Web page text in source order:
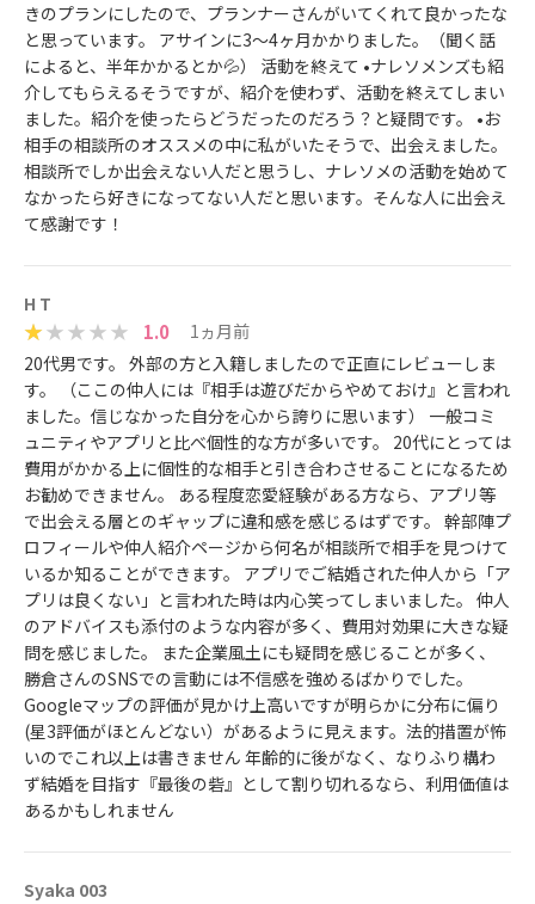
きのプランにしたので、プランナーさんがいてくれて良かったな
と思っています。 アサインに3〜4ヶ月かかりました。（聞く話
によると、半年かかるとか💦） 活動を終えて •ナレソメンズも紹
介してもらえるそうですが、紹介を使わず、活動を終えてしまい
ました。紹介を使ったらどうだったのだろう？と疑問です。 •お
相手の相談所のオススメの中に私がいたそうで、出会えました。
相談所でしか出会えない人だと思うし、ナレソメの活動を始めて
なかったら好きになってない人だと思います。そんな人に出会え
て感謝です！
H T
1.0
1ヵ月前
20代男です。 外部の方と入籍しましたので正直にレビューしま
す。 （ここの仲人には『相手は遊びだからやめておけ』と言われ
ました。信じなかった自分を心から誇りに思います） 一般コミ
ュニティやアプリと比べ個性的な方が多いです。 20代にとっては
費用がかかる上に個性的な相手と引き合わさせることになるため
お勧めできません。 ある程度恋愛経験がある方なら、アプリ等
で出会える層とのギャップに違和感を感じるはずです。 幹部陣プ
ロフィールや仲人紹介ページから何名が相談所で相手を見つけて
いるか知ることができます。 アプリでご結婚された仲人から「ア
プリは良くない」と言われた時は内心笑ってしまいました。 仲人
のアドバイスも添付のような内容が多く、費用対効果に大きな疑
問を感じました。 また企業風土にも疑問を感じることが多く、
勝倉さんのSNSでの言動には不信感を強めるばかりでした。
Googleマップの評価が見かけ上高いですが明らかに分布に偏り
(星3評価がほとんどない）があるように見えます。法的措置が怖
いのでこれ以上は書きません 年齢的に後がなく、なりふり構わ
ず結婚を目指す『最後の砦』として割り切れるなら、利用価値は
あるかもしれません
Syaka 003